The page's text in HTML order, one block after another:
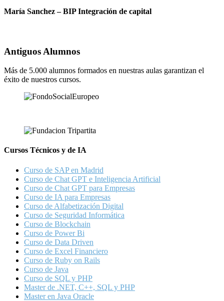
María Sanchez – BIP Integración de capital
Antiguos Alumnos
Más de 5.000 alumnos formados en nuestras aulas garantizan el
éxito de nuestros cursos.
Cursos Técnicos y de IA
Curso de SAP en Madrid
Curso de Chat GPT e Inteligencia Artificial
Curso de Chat GPT para Empresas
Curso de IA para Empresas
Curso de Alfabetización Digital
Curso de Seguridad Informática
Curso de Blockchain
Curso de Power Bi
Curso de Data Driven
Curso de Excel Financiero
Curso de Ruby on Rails
Curso de Java
Curso de SQL y PHP
Master de .NET, C++, SQL y PHP
Master en Java Oracle